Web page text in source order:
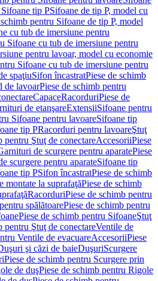
tip PSifoane de tip P, model cu
pentru Sifoane de tip P, model
cu tub de imersiune pentru
Sifoane cu tub de imersiune pentru
pentru lavoar, model cu economie
Sifoane cu tub de imersiune pentru
spaţiuSifon încastratPiese de schimb
de lavoarPiese de schimb pentru
CapaceRacorduriPiese de
de etanşareExtensiiSifoane pentru
Sifoane pentru lavoareSifoane tip
tip PRacorduri pentru lavoareŞtuţ
pentru Ştuţ de conectareAccesoriiPiese
de scurgere pentru aparatePiese
scurgere pentru aparateSifoane tip
tip PSifon încastratPiese de schimb
montate la suprafaţăPiese de schimb
RacorduriPiese de schimb pentru
spălătoarePiese de schimb pentru
Piese de schimb pentru SifoaneŞtuţ
pentru Ştuţ de conectareVentile de
Ventile de evacuareAccesoriiPiese
şi căzi de baieDuşuriScurgere
Piese de schimb pentru Scurgere prin
de duşPiese de schimb pentru Rigole